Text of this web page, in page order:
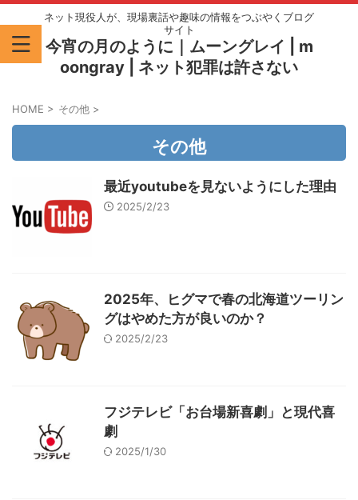
ネット現役人が、現場裏話や趣味の情報をつぶやくブログ
サイト
今宵の月のように｜ムーングレイ | m
oongray | ネット犯罪は許さない
HOME > その他 >
その他
最近youtubeを見ないようにした理由
2025/2/23
2025年、ヒグマで春の北海道ツーリン
グはやめた方が良いのか？
2025/2/23
フジテレビ「お台場新喜劇」と現代喜
劇
2025/1/30